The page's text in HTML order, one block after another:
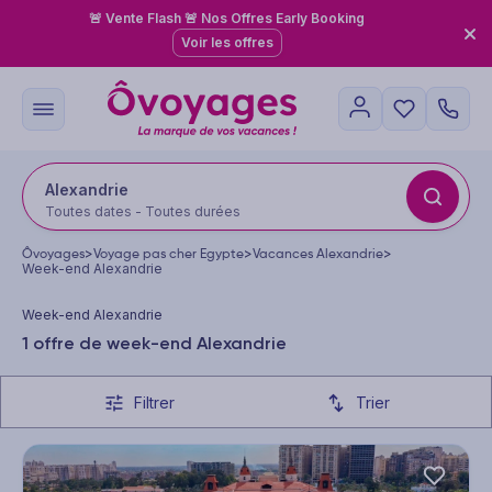
🚨 Vente Flash 🚨 Nos Offres Early Booking
Voir les offres
Alexandrie
Toutes dates - Toutes durées
Ôvoyages>Voyage pas cher Egypte>Vacances Alexandrie>
Week-end Alexandrie
Week-end Alexandrie
1 offre de week-end Alexandrie
Filtrer Trier